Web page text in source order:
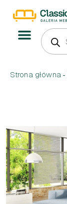
Strona główna -